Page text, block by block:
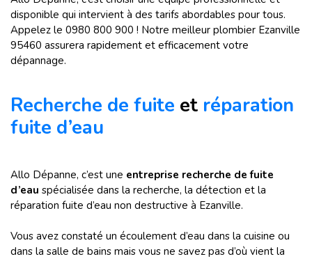
disponible qui intervient à des tarifs abordables pour tous.
Appelez le 0980 800 900 ! Notre meilleur plombier Ezanville
95460 assurera rapidement et efficacement votre
dépannage.
Recherche de fuite et réparation
fuite d’eau
Allo Dépanne, c’est une entreprise recherche de fuite
d’eau spécialisée dans la recherche, la détection et la
réparation fuite d’eau non destructive à Ezanville.
Vous avez constaté un écoulement d’eau dans la cuisine ou
dans la salle de bains mais vous ne savez pas d’où vient la